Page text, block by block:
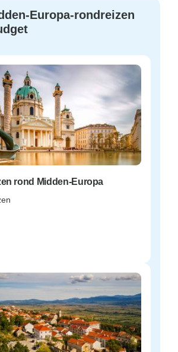
Europa-rondreizen
rond Midden-Europa